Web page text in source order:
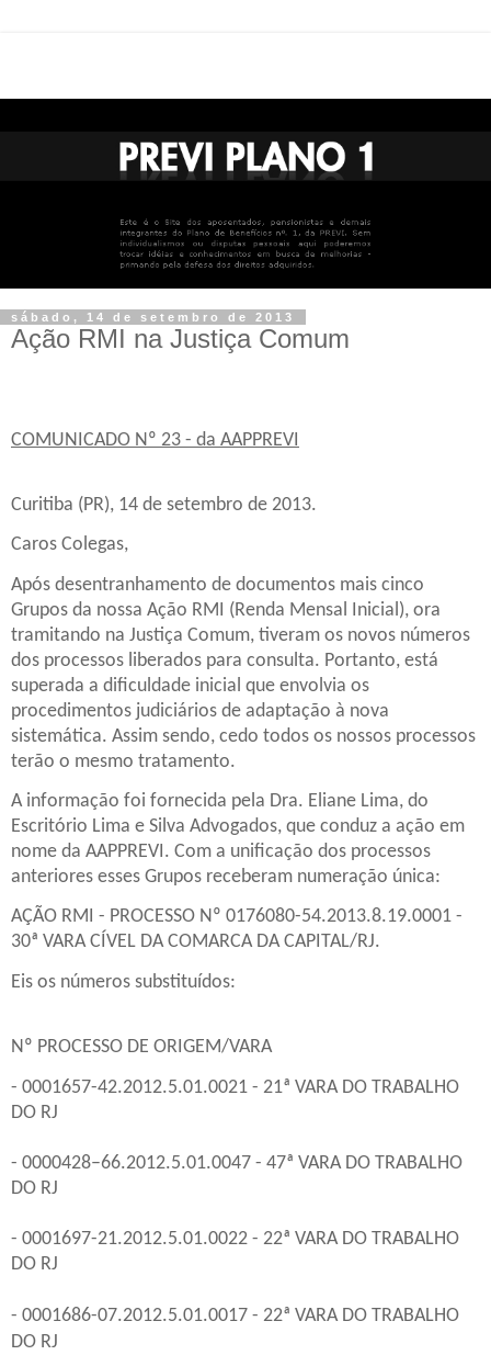
sábado, 14 de setembro de 2013
Ação RMI na Justiça Comum
COMUNICADO Nº 23 - da AAPPREVI
Curitiba (PR), 14 de setembro de 2013.
Caros Colegas,
Após desentranhamento de documentos mais cinco
Grupos da nossa Ação RMI (Renda Mensal Inicial), ora
tramitando na Justiça Comum, tiveram os novos números
dos processos liberados para consulta. Portanto, está
superada a dificuldade inicial que envolvia os
procedimentos judiciários de adaptação à nova
sistemática. Assim sendo, cedo todos os nossos processos
terão o mesmo tratamento.
A informação foi fornecida pela Dra. Eliane Lima, do
Escritório Lima e Silva Advogados, que conduz a ação em
nome da AAPPREVI. Com a unificação dos processos
anteriores esses Grupos receberam numeração única:
AÇÃO RMI - PROCESSO Nº 0176080-54.2013.8.19.0001 -
30ª VARA CÍVEL DA COMARCA DA CAPITAL/RJ.
Eis os números substituídos:
Nº PROCESSO DE ORIGEM/VARA
- 0001657-42.2012.5.01.0021 - 21ª VARA DO TRABALHO
DO RJ
- 0000428–66.2012.5.01.0047 - 47ª VARA DO TRABALHO
DO RJ
- 0001697-21.2012.5.01.0022 - 22ª VARA DO TRABALHO
DO RJ
- 0001686-07.2012.5.01.0017 - 22ª VARA DO TRABALHO
DO RJ